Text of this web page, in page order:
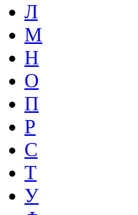
Л
М
Н
О
П
Р
С
Т
У